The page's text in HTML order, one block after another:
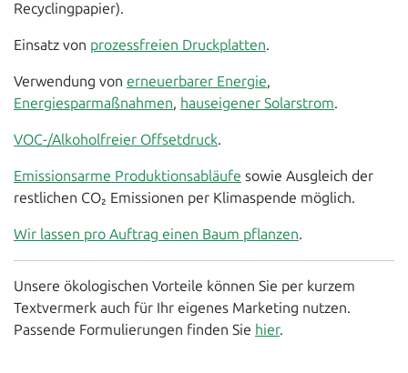
Recyclingpapier).
Einsatz von prozessfreien Druckplatten.
Verwendung von erneuerbarer Energie,
Energiesparmaßnahmen, hauseigener Solarstrom.
VOC-/Alkoholfreier Offsetdruck.
Emissionsarme Produktionsabläufe sowie Ausgleich der
restlichen CO₂ Emissionen per Klimaspende möglich.
Wir lassen pro Auftrag einen Baum pflanzen.
Unsere ökologischen Vorteile können Sie per kurzem
Textvermerk auch für Ihr eigenes Marketing nutzen.
Passende Formulierungen finden Sie hier.